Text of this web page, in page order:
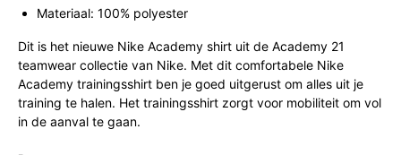
Materiaal: 100% polyester
Dit is het nieuwe Nike Academy shirt uit de Academy 21
teamwear collectie van Nike. Met dit comfortabele Nike
Academy trainingsshirt ben je goed uitgerust om alles uit je
training te halen. Het trainingsshirt zorgt voor mobiliteit om vol
in de aanval te gaan.